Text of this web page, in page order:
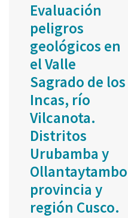
Evaluación
peligros
geológicos en
el Valle
Sagrado de los
Incas, río
Vilcanota.
Distritos
Urubamba y
provincia y
región Cusco.